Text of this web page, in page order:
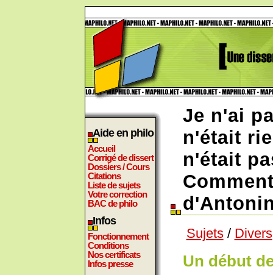
Aide en philo
Accueil
Corrigé de dissert
Dossiers / Cours
Citations
Liste de sujets
Votre correction
BAC de philo
Infos
Fonctionnement
Conditions
Nos certificats
Infos presse
Je n'ai
n'était
n'était
Sujets/ Divers
Un début